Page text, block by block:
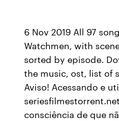
6 Nov 2019 All 97
Watchmen, with
sorted by episode.
the music, ost, list of
Aviso! Acessando e
consciência de que